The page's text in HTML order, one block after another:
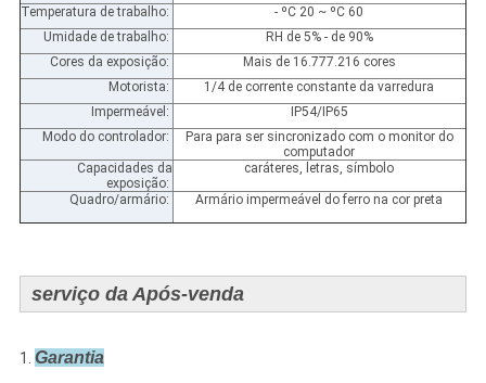
Temperatura de trabalho:
- ºC 20 ~ ºC 60
Umidade de trabalho:
RH de 5% - de 90%
Cores da exposição:
Mais de 16.777.216 cores
Motorista:
1/4 de corrente constante da varredura
Impermeável:
IP54/IP65
Modo do controlador:
Para para ser sincronizado com o monitor do
computador
Capacidades da
exposição:
caráteres, letras, símbolo
Quadro/armário: Armário impermeável do ferro na cor preta
serviço da Após-venda
1. Garantia